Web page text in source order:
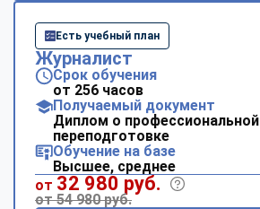
Есть учебный план
Журналист
Срок обучения
от 256 часов
Получаемый документ
Диплом о профессиональной
переподготовке
Обучение на базе
Высшее, среднее
от 32 980 руб.
от 54 980 руб.